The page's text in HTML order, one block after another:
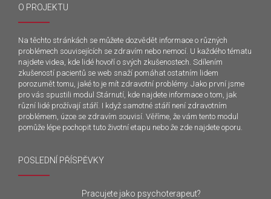
O PROJEKTU
Na těchto stránkách se můžete dozvědět informace o různých
problémech souvisejících se zdravím nebo nemocí. U každého tématu
najdete videa, kde lidé hovoří o svých zkušenostech. Sdílením
zkušeností pacientů se web snaží pomáhat ostatním lidem
porozumět tomu, jaké to je mít zdravotní problémy. Jako první jsme
pro vás spustili modul Stárnutí, kde najdete informace o tom, jak
různí lidé prožívají stáří. I když samotné stáří není zdravotním
problémem, úzce se zdravím souvisí. Věříme, že vám tento modul
pomůže lépe pochopit tuto životní etapu nebo že zde najdete oporu.
POSLEDNÍ PŘÍSPĚVKY
Pracujete jako psychoterapeut?